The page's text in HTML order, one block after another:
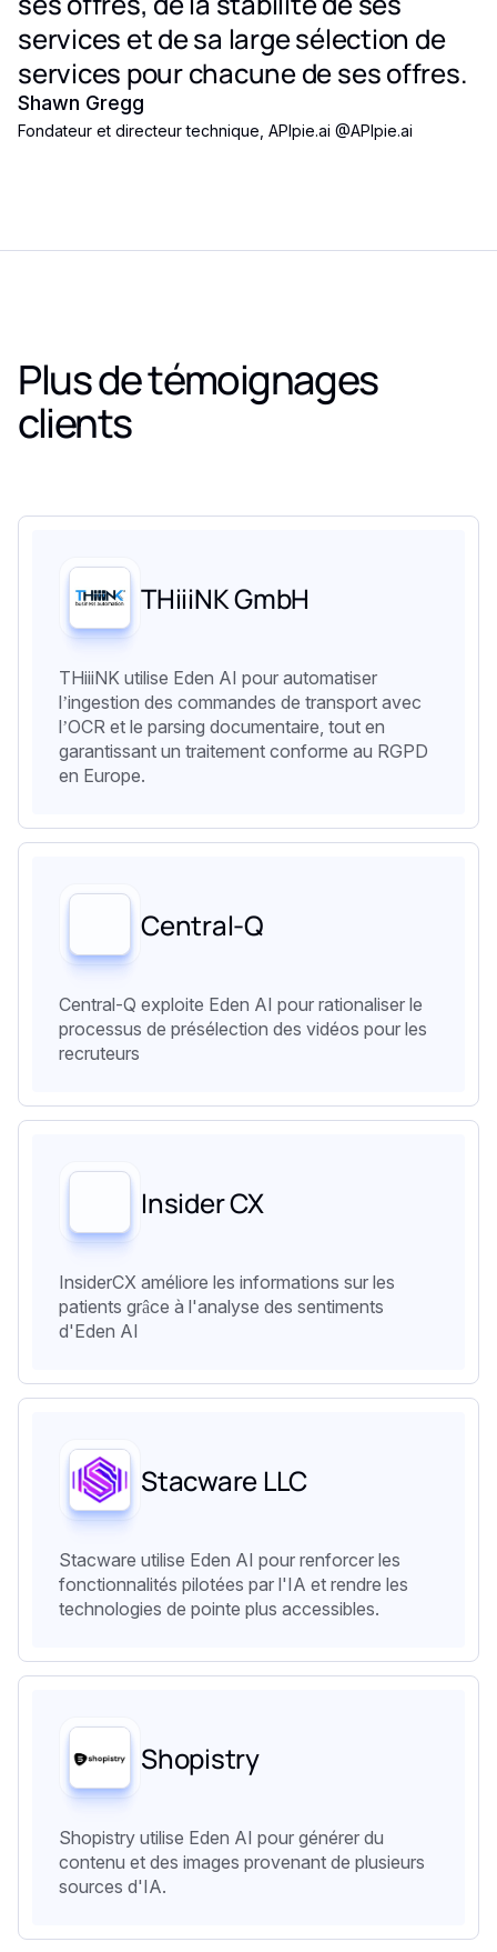
services et de sa large sélection de
services pour chacune de ses offres.
Shawn Gregg
Fondateur et directeur technique, APIpie.ai @APIpie.ai
Plus de témoignages
clients
THiiiNK GmbH
THiiiNK utilise Eden AI pour automatiser
l’ingestion des commandes de transport avec
l’OCR et le parsing documentaire, tout en
garantissant un traitement conforme au RGPD
en Europe.
Central-Q
Central-Q exploite Eden AI pour rationaliser le
processus de présélection des vidéos pour les
recruteurs
Insider CX
InsiderCX améliore les informations sur les
patients grâce à l'analyse des sentiments
d'Eden AI
Stacware LLC
Stacware utilise Eden AI pour renforcer les
fonctionnalités pilotées par l'IA et rendre les
technologies de pointe plus accessibles.
Shopistry
Shopistry utilise Eden AI pour générer du
contenu et des images provenant de plusieurs
sources d'IA.